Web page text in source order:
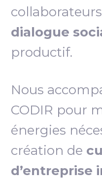
dialogue
productif.
Nous
CODIR pour
énergies
création de
d’entreprise